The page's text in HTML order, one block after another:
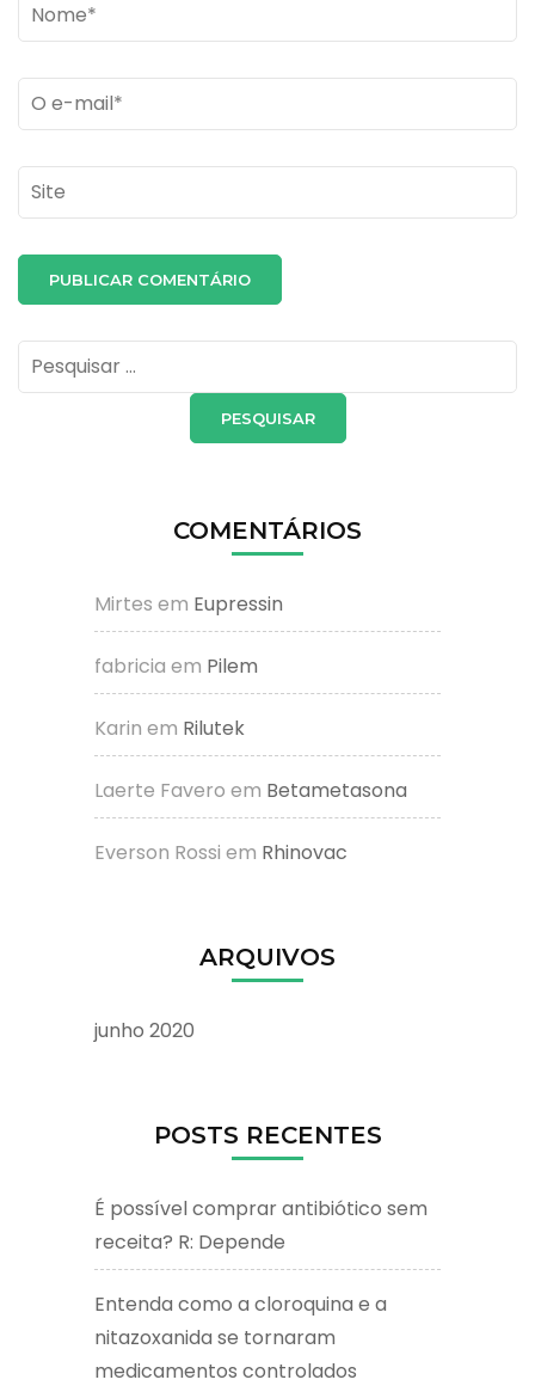
Email *
Site
Pesquisar
por:
COMENTÁRIOS
Mirtes em Eupressin
fabricia em Pilem
Karin em Rilutek
Laerte Favero em Betametasona
Everson Rossi em Rhinovac
ARQUIVOS
junho 2020
POSTS RECENTES
É possível comprar antibiótico sem
receita? R: Depende
Entenda como a cloroquina e a
nitazoxanida se tornaram
medicamentos controlados